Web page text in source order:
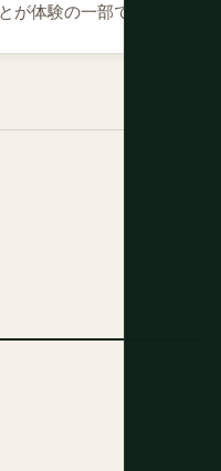
が体験の一部です。